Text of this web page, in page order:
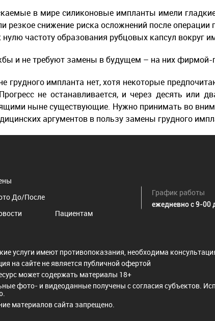
в мире силиконовые импланты имели
резкое снижение риска осложнений после
частоту образования рубцовых капсул вокруг
и не требуют замены в будущем – на них фирмой-
грудного импланта нет, хотя некоторые
не останавливается, и через десять или
ныне существующие. Нужно принимать во
аргументов в пользу замены грудного
До/После
Пациентам
График работы
ежедневно с 9-00
услуги имеют противопоказания, необходима
на сайте не является публичной офертой
может содержать материалы 18+
фото- и видеоданные получены с согласия субъектов.
материалов сайта запрещено.